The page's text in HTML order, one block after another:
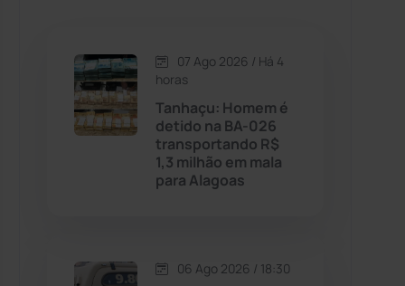
Caetité (1504)
Candiba (157)
Cândido Sales
07 Ago 2026 / Há 4
horas
Tanhaçu: Homem é
detido na BA-026
transportando R$
1,3 milhão em mala
para Alagoas
06 Ago 2026 / 18:30